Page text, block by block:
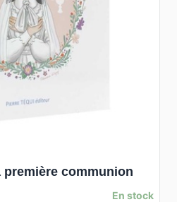
première communion
En stock